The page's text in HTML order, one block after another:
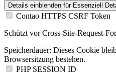
Details einblenden für Essenziell
Contao HTTPS CSRF Token
Schützt vor Cross-Site-Request-
Speicherdauer: Dieses Cookie
Browsersitzung bestehen.
PHP SESSION ID